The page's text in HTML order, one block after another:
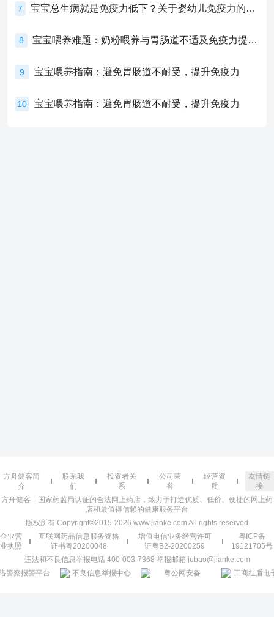
7 宝宝总生病就是免疫力低下？关于婴幼儿免疫力的真相，家长必须了解！
8 宝宝喂养难题：奶粉喂养与胃肠道不适及免疫力提升的奥秘
9 宝宝喂养指南：避免胃肠道不耐受，提升免疫力
10 宝宝喂养指南：避免胃肠道不耐受，提升免疫力
方舟健客简
介
联系我
们
投资者关
系
公司荣
誉
经营资
质
友情链
接
方舟健客－国家药监局认证的合法网上药店，致力于打造优质、低价、便捷的网上药
店和最值得信赖的健康服务平台
版权所有 Copyright©2015-2026 www.jianke.com All rights reserved
企业营
业执照
互联网药品信息服务资格
证书粤20200048
增值电信业务经营许可
证粤B2-20200259
粤ICP备
19121705号
违法和不良信息举报电话 400-003-7368 举报邮箱 jubao@jianke.com